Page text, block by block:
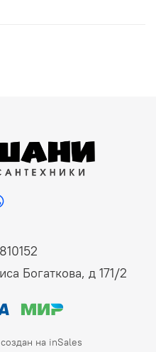
Богаткова, д 171/2
на inSales